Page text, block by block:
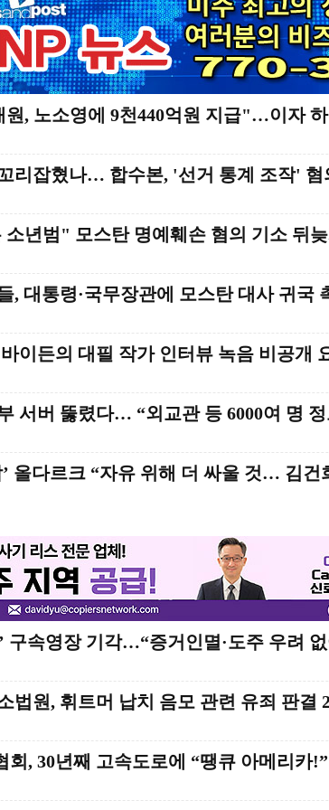
, 노소영에 9천440억원 지급"…이자 하
리잡혔나… 합수본, '선거 통계 조작' 혐
년범" 모스탄 명예훼손 혐의 기소 뒤
, 대통령·국무장관에 모스탄 대사 귀국
이든의 대필 작가 인터뷰 녹음 비공개
서버 뚫렸다… “외교관 등 6000여 명
’ 올다르크 “자유 위해 더 싸울 것… 김
구속영장 기각…“증거인멸·도주 우려
법원, 휘트머 납치 음모 관련 유죄 판결
회, 30년째 고속도로에 “땡큐 아메리카!”